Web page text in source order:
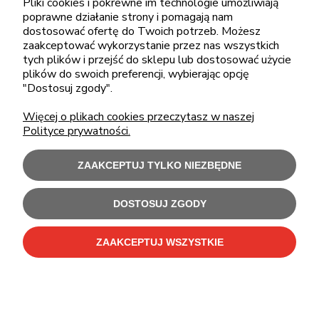
sklep@cebit.pl
ZAKUPY
POMOC
INFORMACJE
Użytkowanie sklepu oznacza zgodę na wykorzystywanie plików cookies.
poprawne działanie strony i pomagają nam
dostosować ofertę do Twoich potrzeb. Możesz
zaakceptować wykorzystanie przez nas wszystkich
tych plików i przejść do sklepu lub dostosować użycie
plików do swoich preferencji, wybierając opcję
"Dostosuj zgody".
Więcej o plikach cookies przeczytasz w naszej
Polityce prywatności.
ZAAKCEPTUJ TYLKO NIEZBĘDNE
DOSTOSUJ ZGODY
ZAAKCEPTUJ WSZYSTKIE